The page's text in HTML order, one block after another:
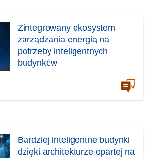
Zintegrowany ekosystem
zarządzania energią na
potrzeby inteligentnych
budynków
Bardziej inteligentne budynki
dzięki architekturze opartej na